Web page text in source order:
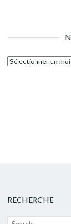
Nos
RECHERCHE
Recherche